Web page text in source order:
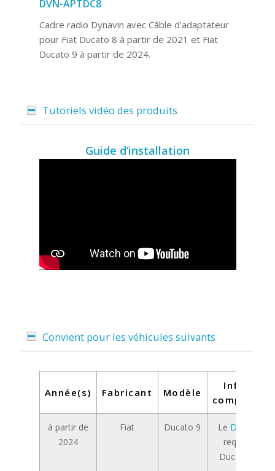
DVN-APTDC8
Cadre radio Dynavin avec Câble d’adaptateur
pour Fiat Ducato 8 à partir de 2021 et Fiat
Ducato 9 à partir de 2024.
Tutoriels vidéo des produits
Guide d’installation
Convient pour les véhicules suivants
Année(s) Fabricant Modèle
à partir de
2024
Fiat Ducato 9 Le DVN-
requis pour
Ducato 9 à